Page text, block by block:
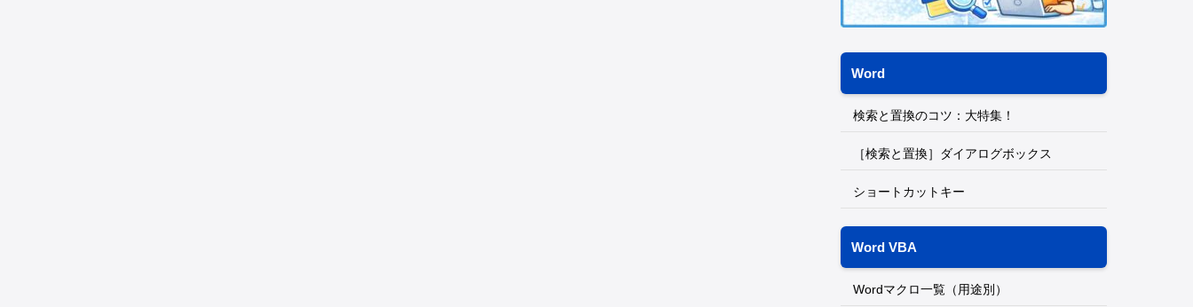
Word
検索と置換のコツ：大特集！
［検索と置換］ダイアログボックス
ショートカットキー
Word VBA
Wordマクロ一覧（用途別）